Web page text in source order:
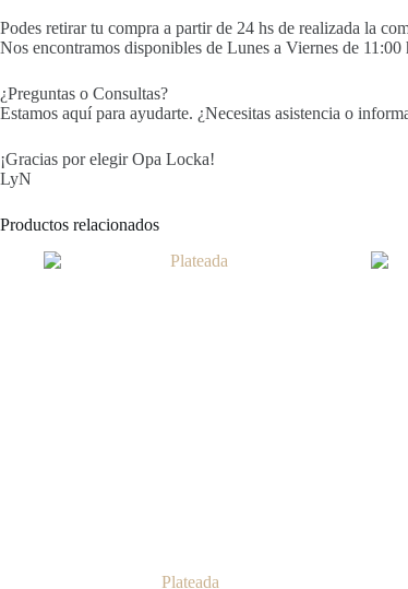
Podes retirar tu compra a partir de 24 hs de realizada la
Nos encontramos disponibles de Lunes a Viernes de
¿Preguntas o Consultas?
Estamos aquí para ayudarte. ¿Necesitas asistencia o
¡Gracias por elegir Opa Locka!
LyN
Productos relacionados
Plateada